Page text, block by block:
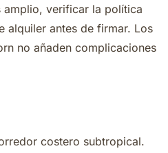
amplio, verificar la política
alquiler antes de firmar. Los
no añaden complicaciones
costero subtropical.